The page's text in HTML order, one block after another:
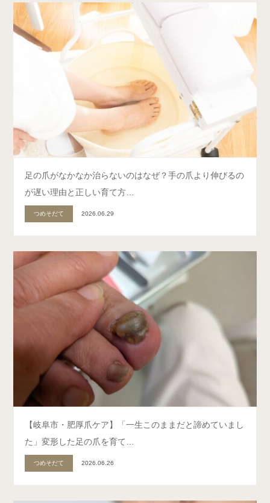
足の爪がなかなか治らないのはなぜ？手の爪より伸びるの
が遅い理由と正しい育て方…
つめそだて 2026.06.29
【岐阜市・肥厚爪ケア】「一生このままだと諦めていまし
た」変形した足の爪を育て…
つめそだて 2026.06.26